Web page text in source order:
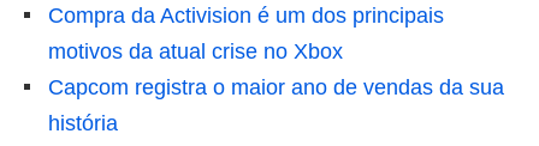
Compra da Activision é um dos principais
motivos da atual crise no Xbox
Capcom registra o maior ano de vendas da sua
história